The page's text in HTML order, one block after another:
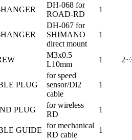
DH-068 for
ROAD-RD
1
DH-067 for
SHIMANO
direct mount
1
M3x0.5
L10mm
1
PLUG
for speed
sensor/Di2
cable
1
PLUG
for wireless
RD
1
GUIDE
for mechanical
RD cable
1